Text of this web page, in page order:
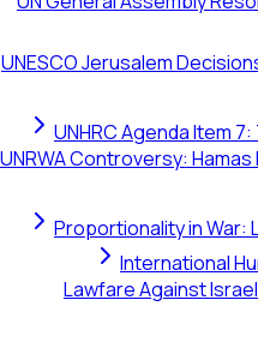
UNESCO Jerusalem
UNHRC Agenda Item
UNRWA Controversy:
Proportionality in War:
International
Lawfare Against